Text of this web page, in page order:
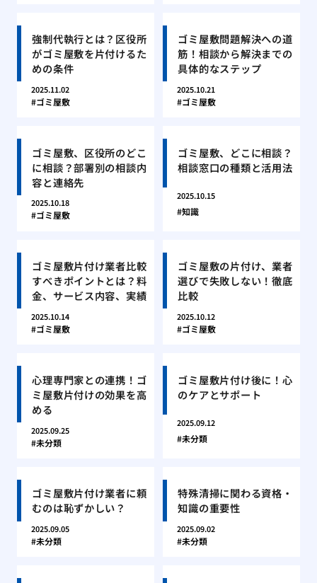
強制代執行とは？区役所
がゴミ屋敷を片付けるた
めの条件
2025.11.02
ゴミ屋敷
ゴミ屋敷問題解決への道
筋！相談から解決までの
具体的なステップ
2025.10.21
ゴミ屋敷
ゴミ屋敷、区役所のどこ
に相談？部署別の相談内
容と連絡先
2025.10.18
ゴミ屋敷
ゴミ屋敷、どこに相談？
相談窓口の種類と活用法
2025.10.15
知識
ゴミ屋敷片付け業者比較
すべきポイントとは？料
金、サービス内容、実績
2025.10.14
ゴミ屋敷
ゴミ屋敷の片付け、業者
選びで失敗しない！徹底
比較
2025.10.12
ゴミ屋敷
心理専門家との連携！ゴ
ミ屋敷片付けの効果を高
める
2025.09.25
未分類
ゴミ屋敷片付け後に！心
のケアとサポート
2025.09.12
未分類
ゴミ屋敷片付け業者に頼
むのは恥ずかしい？
2025.09.05
未分類
特殊清掃に関わる資格・
知識の重要性
2025.09.02
未分類